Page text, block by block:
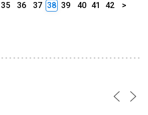
35 36 37 38 39 40 41 42 >